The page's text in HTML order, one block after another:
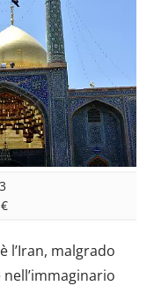
3
l’Iran, malgrado